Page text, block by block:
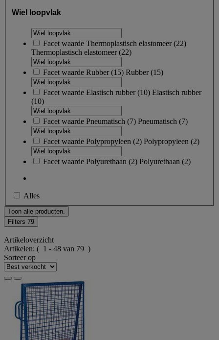
Wiel loopvlak
Facet waarde Thermoplastisch elastomeer(22)
Thermoplastisch elastomeer(22)
Facet waarde Rubber(15) Rubber(15)
Facet waarde Elastisch rubber(10) Elastisch rubber
(10)
Facet waarde Pneumatisch (7) Pneumatisch (7)
Facet waarde Polypropyleen (2) Polypropyleen (2)
Facet waarde Polyurethaan (2) Polyurethaan (2)
Alles
Toon alle producten.
Filters 79
Artikeloverzicht
Artikelen: ( 1 - 48 van 79 )
Sorteer op